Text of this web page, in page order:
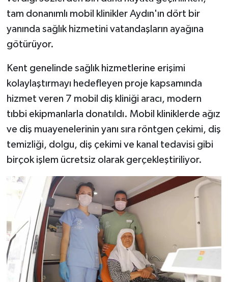
tam donanımlı mobil klinikler Aydın'ın dört bir
yanında sağlık hizmetini vatandaşların ayağına
götürüyor.
Kent genelinde sağlık hizmetlerine erişimi
kolaylaştırmayı hedefleyen proje kapsamında
hizmet veren 7 mobil diş kliniği aracı, modern
tıbbi ekipmanlarla donatıldı. Mobil kliniklerde ağız
ve diş muayenelerinin yanı sıra röntgen çekimi, diş
temizliği, dolgu, diş çekimi ve kanal tedavisi gibi
birçok işlem ücretsiz olarak gerçekleştiriliyor.